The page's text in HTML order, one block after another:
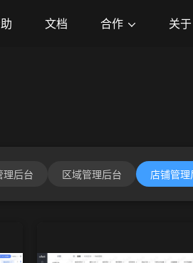
文档 合作 关于
理后台 区域管理后台 店铺管理